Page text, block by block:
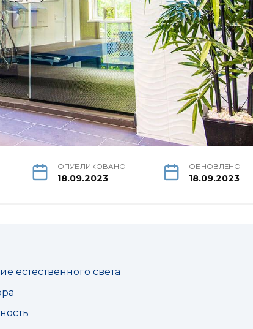
ОПУБЛИКОВАНО
18.09.2023
ОБНОВЛЕНО
18.09.2023
естественного света